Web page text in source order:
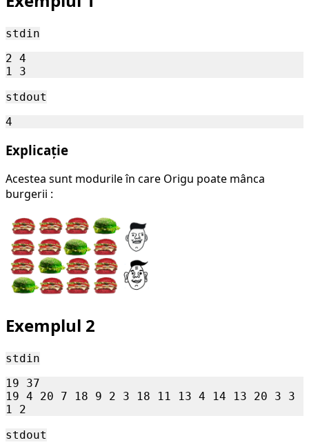
100
stdin
2 4
stdout
Explicație
Acestea sunt modurile în care Origu poate mânca
burgerii :
Exemplul 2
stdin
19 37
19 4 20 7 18 9 2 3 18 11 13 4 14 13 20 3 3
stdout